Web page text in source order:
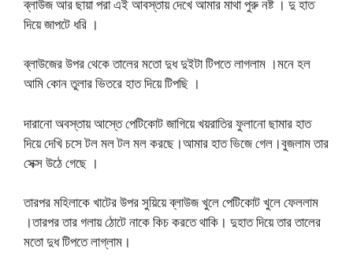
ব্লাউজ আর ছায়া পরা এই আবস্তায় দেখে আমার মাথা পুরু নষ্ট । দু হাত
দিয়ে জাপটে ধরি ।
ব্লাউজের উপর থেকে তালের মতো দুধ দুইটা টিপতে লাগলাম ।মনে হল
আমি কোন তুলার ভিতরে হাত দিয়ে টিপছি ।
দারানো অবস্তায় আস্তে পেটিকোট জাগিয়ে খয়রাতির ফুলানো ছামার হাত
দিয়ে দেখি চসে টল মল টল মল করছে।আমার হাত ভিজে গেল।বুজলাম তার
সেক্স উঠে গেছে ।
তারপর মহিলাকে খাটের উপর সুয়িয়ে ব্লাউজ খুলে পেটিকোট খুলে ফেললাম
।তারপর তার গলায় ঠোটে নাকে কিচ করতে থাকি। দুহাত দিয়ে তার তালের
মতো দুধ টিপতে লাগ্লাম।